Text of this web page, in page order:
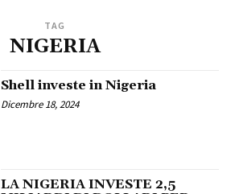
TAG
NIGERIA
Shell investe in Nigeria
Dicembre 18, 2024
LA NIGERIA INVESTE 2,5